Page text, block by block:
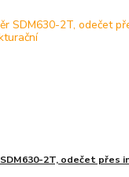
2T, odečet přes